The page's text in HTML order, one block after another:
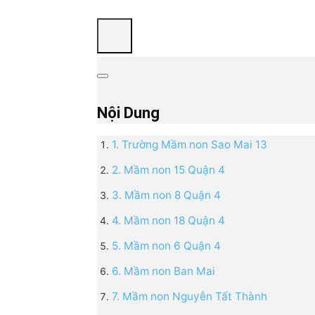
Nội Dung
1. Trường​ Mầm non Sao Mai 13
2. Mầm non 15 Quận 4
3. Mầm non 8 Quận 4
4. Mầm non 18 Quận 4
5. Mầm non 6 Quận 4
6. Mầm non Ban Mai
7. Mầm non Nguyễn Tất Thành